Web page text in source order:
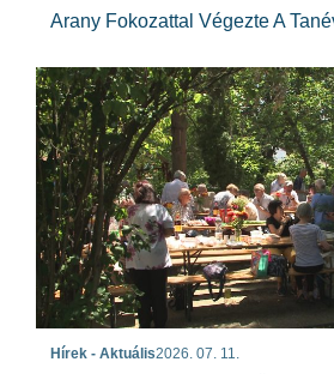
Arany Fokozattal Végezte A
Hírek - Aktuális2026. 07. 11.